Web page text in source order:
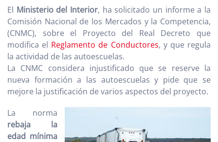
El Ministerio del Interior, ha solicitado un informe a la
Comisión Nacional de los Mercados y la Competencia,
(CNMC), sobre el Proyecto del Real Decreto que
modifica el Reglamento de Conductores, y que regula
la actividad de las autoescuelas.
La CNMC considera injustificado que se reserve la
nueva formación a las autoescuelas y pide que se
mejore la justificación de varios aspectos del proyecto.
La norma
rebaja la
edad mínima